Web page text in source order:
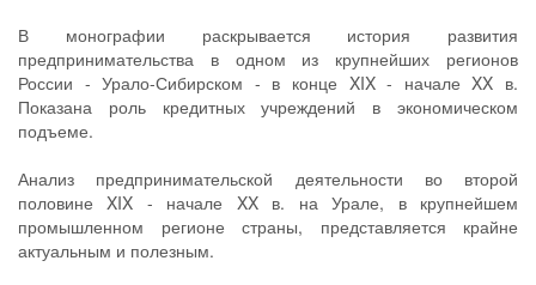
В монографии раскрывается история развития
предпринимательства в одном из крупнейших регионов
России - Урало-Сибирском - в конце XIX - начале XX в.
Показана роль кредитных учреждений в экономическом
подъеме.
Анализ предпринимательской деятельности во второй
половине XIX - начале XX в. на Урале, в крупнейшем
промышленном регионе страны, представляется крайне
актуальным и полезным.